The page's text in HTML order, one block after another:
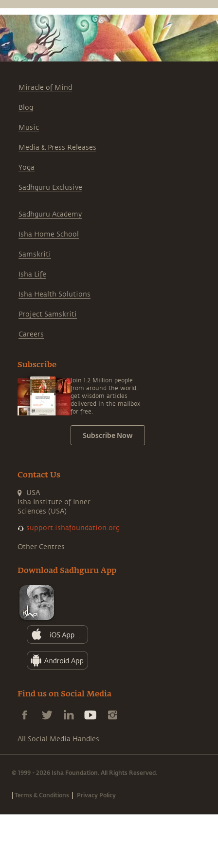
Miracle of Mind
Blog
Music
Media & Press Releases
Yoga
Sadhguru Exclusive
Sadhguru Academy
Isha Home School
Samskriti
Isha Life
Isha Health Solutions
Project Samskriti
Careers
Subscribe
Join 1.2 Million people
from around the world,
get wisdom articles
delivered in the mailbox
for free.
Subscribe Now
Contact Us
USA
Isha Institute of Inner
Sciences (USA)
support.ishafoundation.org
Other Centres
Download Sadhguru App
Find us on Social Media
All Social Media Handles
© 1999 - 2026 Isha Foundation. All Rights Reserved.
|Terms & Conditions | Privacy Policy